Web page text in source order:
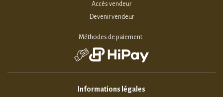
Accès vendeur
Devenir vendeur
Méthodes de paiement :
Informations légales